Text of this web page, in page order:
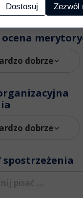
spostrzeżenia
Dostosuj Zezwól